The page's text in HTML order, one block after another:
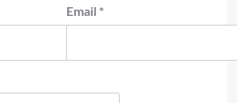
Email *